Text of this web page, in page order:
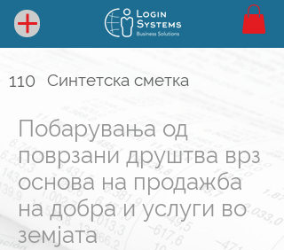
110 Синтетска сметка
Побарувања од
поврзани друштва врз
основа на продажба
на добра и услуги во
земјата